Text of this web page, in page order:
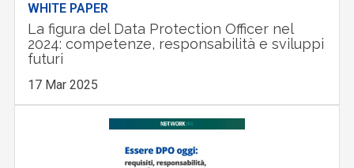
WHITE PAPER
La figura del Data Protection Officer nel
2024: competenze, responsabilità e sviluppi
futuri
17 Mar 2025